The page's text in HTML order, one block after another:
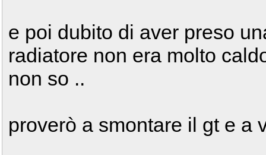
e poi dubito di aver preso
radiatore non era molto
non so ..
proverò a smontare il gt e a